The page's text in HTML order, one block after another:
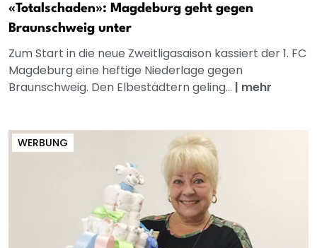
«Totalschaden»: Magdeburg geht gegen
Braunschweig unter
Zum Start in die neue Zweitligasaison kassiert der 1. FC
Magdeburg eine heftige Niederlage gegen
Braunschweig. Den Elbestädtern geling... | mehr
WERBUNG